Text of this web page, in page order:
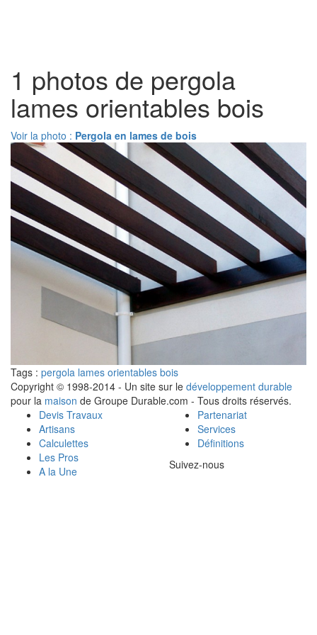
1 photos de pergola
lames orientables bois
Voir la photo : Pergola en lames de bois
Tags : pergola lames orientables bois
Copyright © 1998-2014 - Un site sur le développement durable
pour la maison de Groupe Durable.com - Tous droits réservés.
Devis Travaux
Artisans
Calculettes
Les Pros
A la Une
Partenariat
Services
Définitions
Suivez-nous